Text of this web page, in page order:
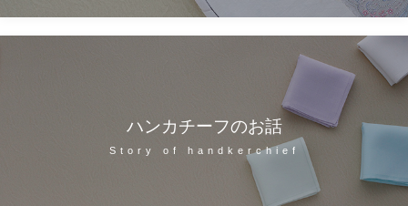
ハンカチーフのお話
Story of handkerchief